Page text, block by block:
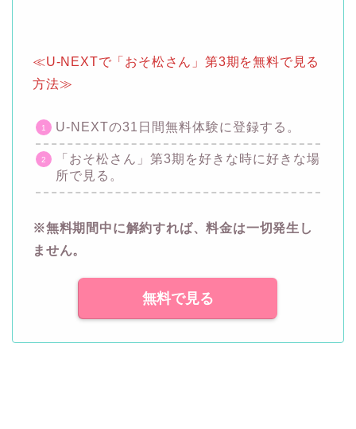
≪U-NEXTで「おそ松さん」第3期を無料で見る
方法≫
U-NEXTの31日間無料体験に登録する。
「おそ松さん」第3期を好きな時に好きな場
所で見る。
※無料期間中に解約すれば、料金は一切発生し
ません。
無料で見る